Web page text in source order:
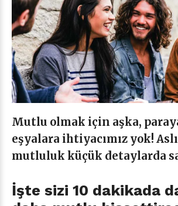
Mutlu olmak için aşka,
eşyalara ihtiyacımız yok!
mutluluk küçük detaylarda
İşte sizi 10 dakikada